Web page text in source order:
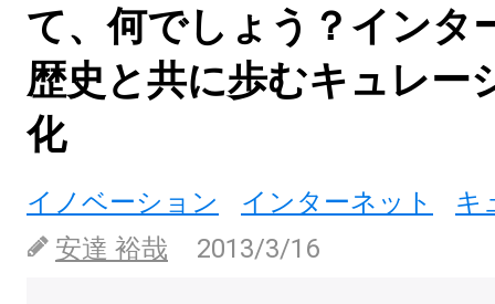
て、何でしょう？インタ
歴史と共に歩むキュレー
化
イノベーション インターネット
キ
安達 裕哉
2013/3/16